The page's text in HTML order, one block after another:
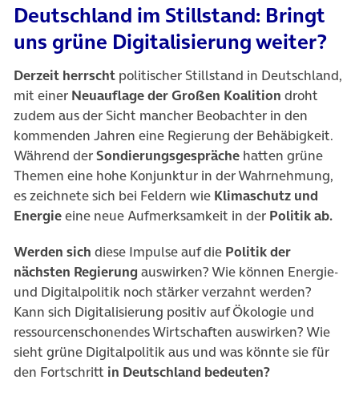
Deutschland im Stillstand: Bringt
uns grüne Digitalisierung weiter?
Derzeit herrscht politischer Stillstand in Deutschland,
mit einer Neuauflage der Großen Koalition droht
zudem aus der Sicht mancher Beobachter in den
kommenden Jahren eine Regierung der Behäbigkeit.
Während derSondierungsgespräche hatten grüne
Themen eine hohe Konjunktur in der Wahrnehmung,
es zeichnete sich bei Feldern wie Klimaschutz und
Energieeine neue Aufmerksamkeit in der Politik ab.
Werden sich diese Impulse auf die Politik der
nächsten Regierung auswirken? Wie können Energie-
und Digitalpolitik noch stärker verzahnt werden?
Kann sich Digitalisierung positiv auf Ökologie und
ressourcenschonendes Wirtschaften auswirken? Wie
sieht grüne Digitalpolitik aus und was könnte sie für
den Fortschritt in Deutschland bedeuten?